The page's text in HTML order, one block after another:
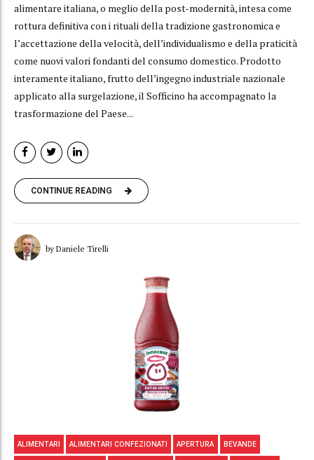
alimentare italiana, o meglio della post-modernità, intesa come
rottura definitiva con i rituali della tradizione gastronomica e
l’accettazione della velocità, dell’individualismo e della praticità
come nuovi valori fondanti del consumo domestico. Prodotto
interamente italiano, frutto dell’ingegno industriale nazionale
applicato alla surgelazione, il Sofficino ha accompagnato la
trasformazione del Paese...
CONTINUE READING
by Daniele Tirelli
ALIMENTARI ALIMENTARI CONFEZIONATI APERTURA BEVANDE